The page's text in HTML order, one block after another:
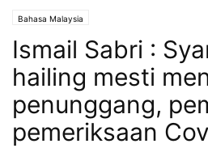
Bahasa Malaysia
Ismail Sabri :
hailing mesti
penunggang,
pemeriksaan